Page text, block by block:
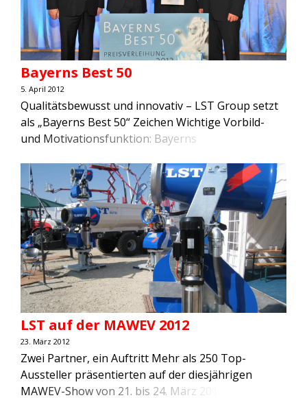
Bayerns Best 50
5. April 2012
Qualitätsbewusst und innovativ – LST Group setzt
als „Bayerns Best 50“ Zeichen Wichtige Vorbild-
und Motivationsfunktion: Bayerns
außergewöhnlichen Leistungen der LST Group
zum zweiten Mal mit der begehrten Auszeichnung
„Bayerns Best 50“. „Bayerns Best 50“ – zum elften
Mal wird diese Auszeichnung an die dynamischsten
Unternehmen in Bayern vergeben. Das […]
LST auf der MAWEV 2012
23. März 2012
Zwei Partner, ein Auftritt Mehr als 250 Top-
Aussteller präsentierten auf der diesjährigen
MAWEV-Show von 21. bis 24. März 2012 nicht